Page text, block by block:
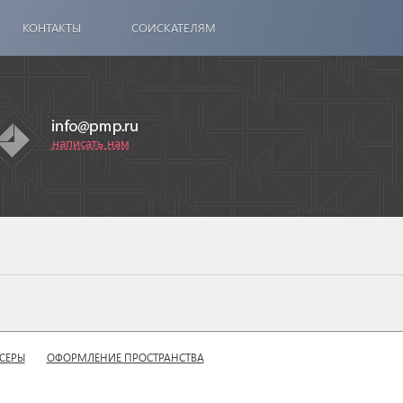
КОНТАКТЫ СОИСКАТЕЛЯМ
написать нам
ОФОРМЛЕНИЕ ПРОСТРАНСТВА